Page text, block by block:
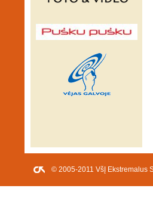
© 2005-2011 VšĮ Ekstremalus